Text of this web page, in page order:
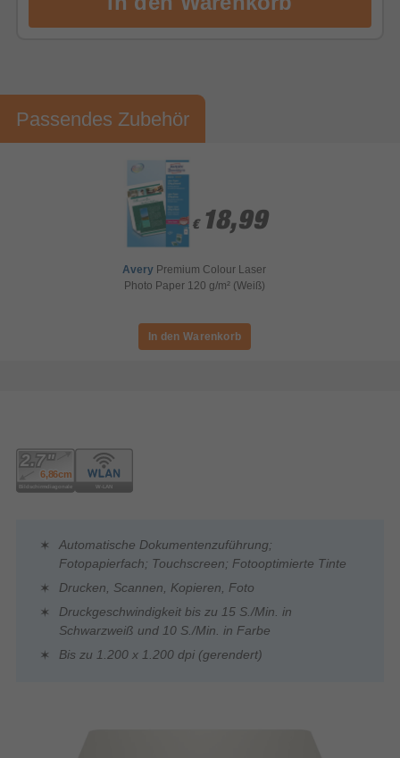
Passendes Zubehör
€ 18,99
€ 18,99
Avery Premium Colour Laser
Photo Paper 120 g/m² (Weiß)
Automatische Dokumentenzuführung;
Fotopapierfach; Touchscreen; Fotooptimierte Tinte
Drucken, Scannen, Kopieren, Foto
Druckgeschwindigkeit bis zu 15 S./Min. in
Schwarzweiß und 10 S./Min. in Farbe
Bis zu 1.200 x 1.200 dpi (gerendert)